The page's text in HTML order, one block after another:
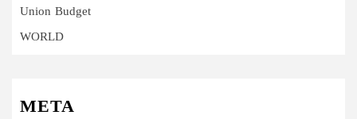
Union Budget
WORLD
META